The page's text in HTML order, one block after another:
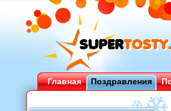
Главная Поздравления